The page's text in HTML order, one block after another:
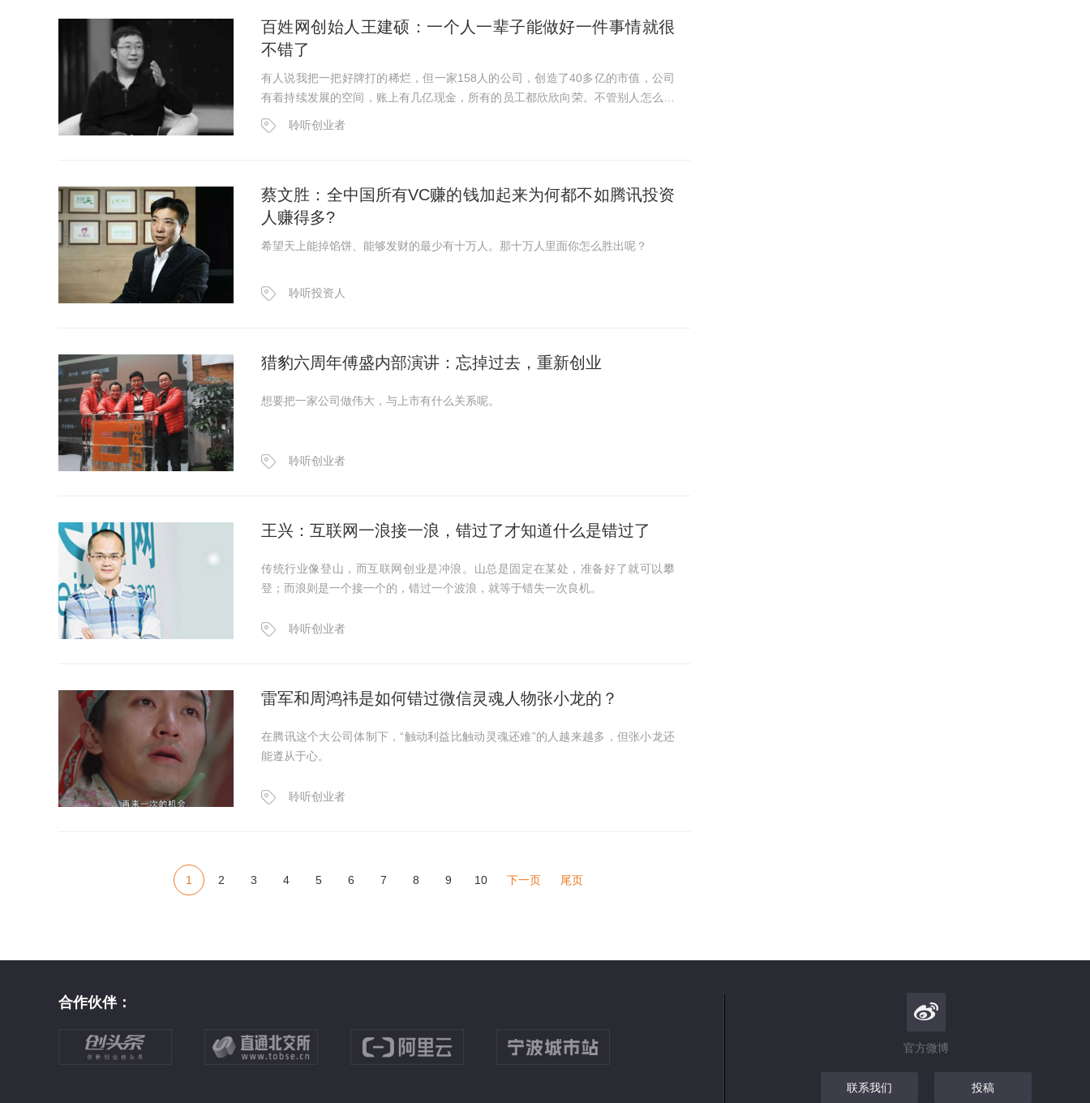
百姓网创始人王建硕：一个人一辈子能做好一件事情就很
不错了
有人说我把一把好牌打的稀烂，但一家158人的公司，创造了40多亿的市值，公司
有着持续发展的空间，账上有几亿现金，所有的员工都欣欣向荣。不管别人怎么定
义成功和失败，我觉得这是成功的。
聆听创业者
蔡文胜：全中国所有VC赚的钱加起来为何都不如腾讯投资
人赚得多?
希望天上能掉馅饼、能够发财的最少有十万人。那十万人里面你怎么胜出呢？
聆听投资人
猎豹六周年傅盛内部演讲：忘掉过去，重新创业
想要把一家公司做伟大，与上市有什么关系呢。
聆听创业者
王兴：互联网一浪接一浪，错过了才知道什么是错过了
传统行业像登山，而互联网创业是冲浪。山总是固定在某处，准备好了就可以攀
登；而浪则是一个接一个的，错过一个波浪，就等于错失一次良机。
聆听创业者
雷军和周鸿祎是如何错过微信灵魂人物张小龙的？
在腾讯这个大公司体制下，“触动利益比触动灵魂还难”的人越来越多，但张小龙还
能遵从于心。
聆听创业者
1 2 3 4 5 6 7 8 9 10 下一页 尾页
合作伙伴：
官方微博
联系我们 投稿